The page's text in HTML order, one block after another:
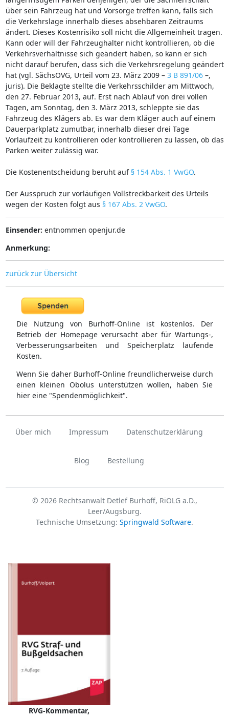
über sein Fahrzeug hat und Vorsorge treffen kann, falls sich
die Verkehrslage innerhalb dieses absehbaren Zeitraums
ändert. Dieses Kostenrisiko soll nicht die Allgemeinheit tragen.
Kann oder will der Fahrzeughalter nicht kontrollieren, ob die
Verkehrsverhältnisse sich geändert haben, so kann er sich
nicht darauf berufen, dass sich die Verkehrsregelung geändert
hat (vgl. SächsOVG, Urteil vom 23. März 2009 – 3 B 891/06–,
juris). Die Beklagte stellte die Verkehrsschilder am Mittwoch,
den 27. Februar 2013, auf. Erst nach Ablauf von drei vollen
Tagen, am Sonntag, den 3. März 2013, schleppte sie das
Fahrzeug des Klägers ab. Es war dem Kläger auch auf einem
Dauerparkplatz zumutbar, innerhalb dieser drei Tage
Vorlaufzeit zu kontrollieren oder kontrollieren zu lassen, ob das
Parken weiter zulässig war.
Die Kostenentscheidung beruht auf § 154 Abs. 1 VwGO.
Der Ausspruch zur vorläufigen Vollstreckbarkeit des Urteils
wegen der Kosten folgt aus § 167 Abs. 2 VwGO.
Einsender: entnommen openjur.de
Anmerkung:
zurück zur Übersicht
Die Nutzung von Burhoff-Online ist kostenlos. Der
Betrieb der Homepage verursacht aber für Wartungs-,
Verbesserungsarbeiten und Speicherplatz laufende
Kosten.
Wenn Sie daher Burhoff-Online freundlicherweise durch
einen kleinen Obolus unterstützen wollen, haben Sie
hier eine "Spendenmöglichkeit".
Über mich Impressum Datenschutzerklärung
Blog Bestellung
© 2026 Rechtsanwalt Detlef Burhoff, RiOLG a.D.,
Leer/Augsburg.
Technische Umsetzung: Springwald Software.
RVG-Kommentar,